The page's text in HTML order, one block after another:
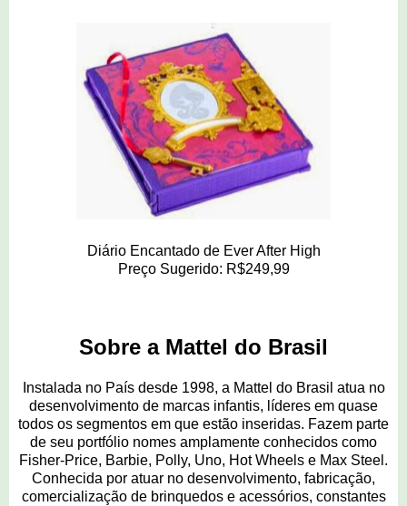
Diário Encantado de Ever After High
Preço Sugerido: R$249,99
Sobre a Mattel do Brasil
Instalada no País desde 1998, a Mattel do Brasil atua no
desenvolvimento de marcas infantis, líderes em quase
todos os segmentos em que estão inseridas. Fazem parte
de seu portfólio nomes amplamente conhecidos como
Fisher-Price, Barbie, Polly, Uno, Hot Wheels e Max Steel.
Conhecida por atuar no desenvolvimento, fabricação,
comercialização de brinquedos e acessórios, constantes